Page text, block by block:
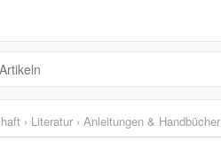
› Literatur › Anleitungen & Handbücher